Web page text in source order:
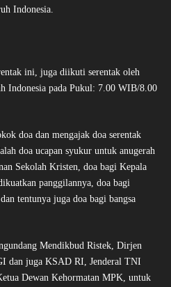
Indonesia.
ini, juga diikuti serentak oleh
Indonesia pada Pukul: 7.00 WIB/8.00
doa dan mengajak doa serentak
doa ucapan syukur untuk anugerah
Sekolah Kristen, doa bagi Kepala
panggilannya, doa bagi
tentunya juga doa bagi bangsa
Mendikbud Ristek, Dirjen
dan juga KSAD RI, Jenderal TNI
Dewan Kehormatan MPK, untuk